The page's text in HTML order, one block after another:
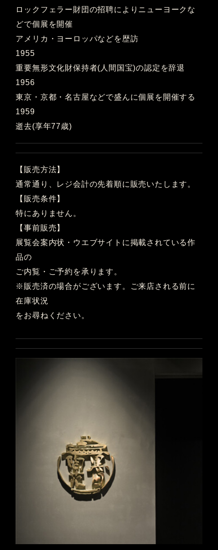
ロックフェラー財団の招聘によりニューヨークな
どで個展を開催
アメリカ・ヨーロッパなどを歴訪
1955
重要無形文化財保持者(人間国宝)の認定を辞退
1956
東京・京都・名古屋などで盛んに個展を開催する
1959
逝去(享年77歳)
【販売方法】
通常通り、レジ会計の先着順に販売いたします。
【販売条件】
特にありません。
【事前販売】
展覧会案内状・ウエブサイトに掲載されている作
品の
ご内覧・ご予約を承ります。
※販売済の場合がございます。ご来店される前に
在庫状況
をお尋ねください。